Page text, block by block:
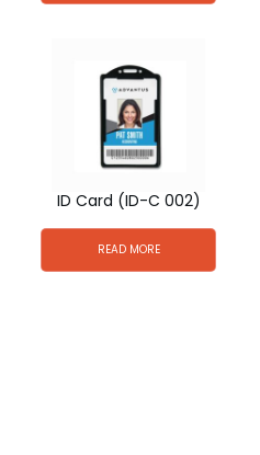
ID Card (ID-C 002)
READ MORE